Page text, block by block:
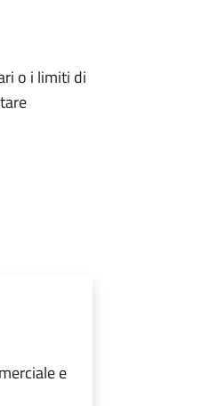
o i limiti di
e